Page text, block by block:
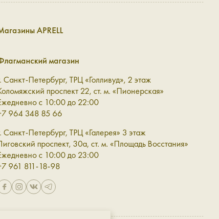
элегантным элементом образа, который легко
организация помогает держать всё необходимое
APRELL
магазин
Санкт-Петербург, ТРЦ «Голливуд», 2 этаж
проспект 22, ст. м. «Пионерская»
с 10:00 до 22:00
964 348 85 66
Санкт-Петербург, ТРЦ «Галерея» 3 этаж
проспект, 30а, ст. м. «Площадь Восстания»
с 10:00 до 23:00
961 811-18-98